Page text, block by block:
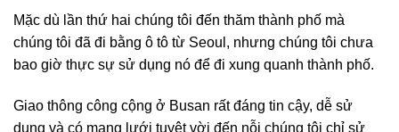
Mặc dù lần thứ hai chúng tôi đến thăm thành phố mà
chúng tôi đã đi bằng ô tô từ Seoul, nhưng chúng tôi chưa
bao giờ thực sự sử dụng nó để đi xung quanh thành phố.
Giao thông công cộng ở Busan rất đáng tin cậy, dễ sử
dụng và có mạng lưới tuyệt vời đến nỗi chúng tôi chỉ sử